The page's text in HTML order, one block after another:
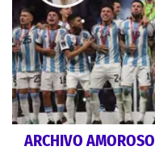
ARCHIVO AMOROSO